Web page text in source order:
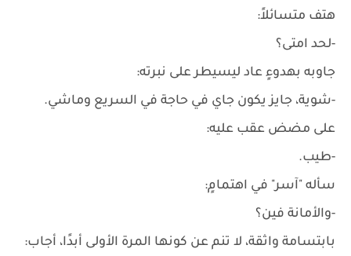
هتف متسائلاً:
-لحد امتى؟
جاوبه بهدوءٍ عاد ليسيطر على نبرته:
-شوية، جايز يكون جاي في حاجة في السريع وماشي.
على مضض عقب عليه:
-طيب.
سأله "آسر" في اهتمامٍ:
-والأمانة فين؟
بابتسامة واثقة، لا تنم عن كونها المرة الأولى أبدًا، أجاب: